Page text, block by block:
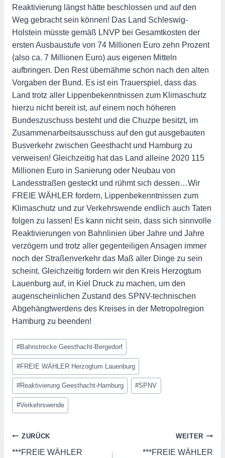
Reaktivierung längst hätte beschlossen und auf den
Weg gebracht sein können! Das Land Schleswig-
Holstein müsste gemäß LNVP bei Gesamtkosten der
ersten Ausbaustufe von 74 Millionen Euro zehn Prozent
(also ca. 7 Millionen Euro) aus eigenen Mitteln
aufbringen. Den Rest übernähme schon nach den alten
Vorgaben der Bund. Es ist ein Trauerspiel, dass das
Land trotz aller Lippenbekenntnissen zum Klimaschutz
hierzu nicht bereit ist, auf einem noch höheren
Bundeszuschuss besteht und die Chuzpe besitzt, im
Zusammenarbeitsausschuss auf den gut ausgebauten
Busverkehr zwischen Geesthacht und Hamburg zu
verweisen! Gleichzeitig hat das Land alleine 2020 115
Millionen Euro in Sanierung oder Neubau von
Landesstraßen gesteckt und rühmt sich dessen…Wir
FREIE WÄHLER fordern, Lippenbekenntnissen zum
Klimaschutz und zur Verkehrswende endlich auch Taten
folgen zu lassen! Es kann nicht sein, dass sich sinnvolle
Reaktivierungen von Bahnlinien über Jahre und Jahre
verzögern und trotz aller gegenteiligen Ansagen immer
noch der Straßenverkehr das Maß aller Dinge zu sein
scheint. Gleichzeitig fordern wir den Kreis Herzogtum
Lauenburg auf, in Kiel Druck zu machen, um den
augenscheinlichen Zustand des SPNV-technischen
Abgehängtwerdens des Kreises in der Metropolregion
Hamburg zu beenden!
Schlagworte:
#Bahnstrecke Geesthacht-Bergedorf
#FREIE WÄHLER Herzogtum Lauenburg
#Reaktivierung Geesthacht-Hamburg #SPNV
#Verkehrswende
Beitragsnavigation
ZURÜCK
***FREIE WÄHLER
WEITER
***FREIE WÄHLER